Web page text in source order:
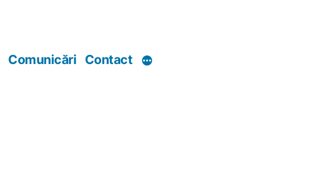
Comunicări Contact